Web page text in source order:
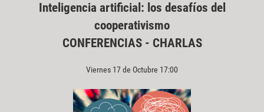
Inteligencia artificial: los desafíos del
cooperativismo
CONFERENCIAS - CHARLAS
Viernes 17 de Octubre 17:00